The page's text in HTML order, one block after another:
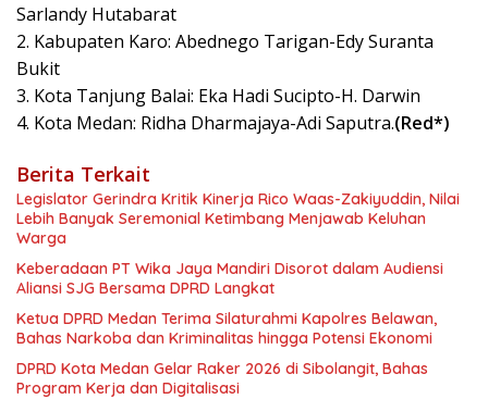
Sarlandy Hutabarat
2. Kabupaten Karo: Abednego Tarigan-Edy Suranta
Bukit
3. Kota Tanjung Balai: Eka Hadi Sucipto-H. Darwin
4. Kota Medan: Ridha Dharmajaya-Adi Saputra.(Red*)
Berita Terkait
Legislator Gerindra Kritik Kinerja Rico Waas-Zakiyuddin, Nilai
Lebih Banyak Seremonial Ketimbang Menjawab Keluhan
Warga
Keberadaan PT Wika Jaya Mandiri Disorot dalam Audiensi
Aliansi SJG Bersama DPRD Langkat
Ketua DPRD Medan Terima Silaturahmi Kapolres Belawan,
Bahas Narkoba dan Kriminalitas hingga Potensi Ekonomi
DPRD Kota Medan Gelar Raker 2026 di Sibolangit, Bahas
Program Kerja dan Digitalisasi